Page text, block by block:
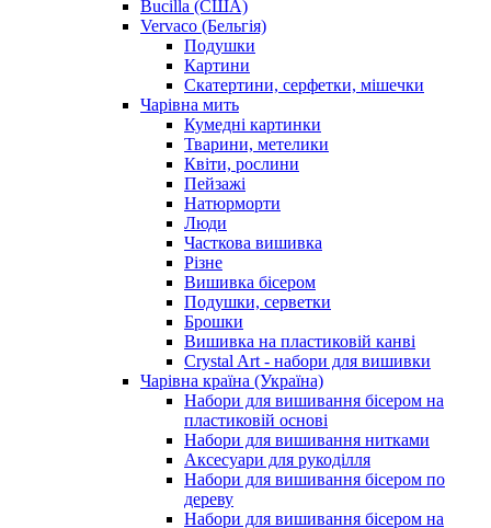
Bucilla (США)
Vervaco (Бельгія)
Подушки
Картини
Скатертини, серфетки, мішечки
Чарiвна мить
Кумедні картинки
Тварини, метелики
Квіти, рослини
Пейзажі
Натюрморти
Люди
Часткова вишивка
Різне
Вишивка бісером
Подушки, серветки
Брошки
Вишивка на пластиковій канві
Crystal Art - набори для вишивки
Чарівна країна (Україна)
Набори для вишивання бісером на
пластиковій основі
Набори для вишивання нитками
Аксесуари для рукоділля
Набори для вишивання бісером по
дереву
Набори для вишивання бісером на